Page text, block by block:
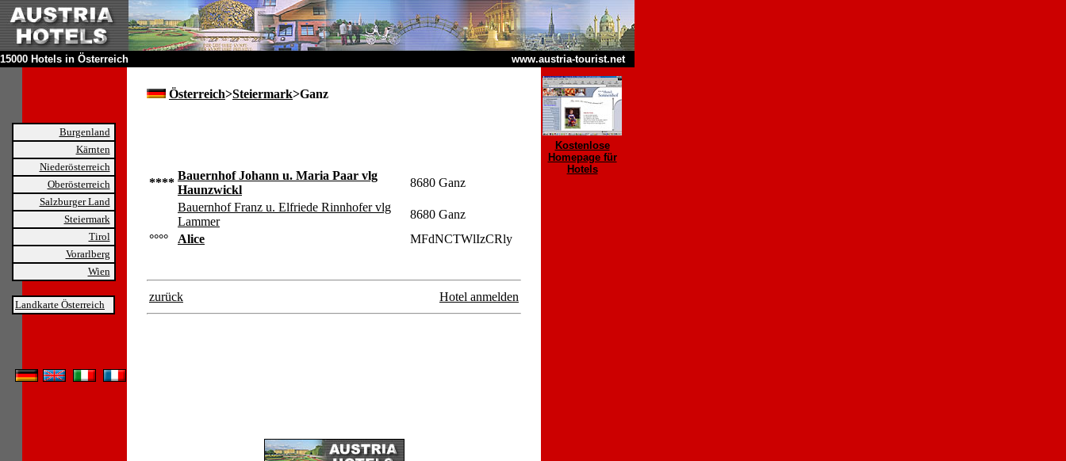
15000 Hotels in Österreich www.austria-tourist.net
Burgenland
Kärnten
Niederösterreich
Oberösterreich
Salzburger Land
Steiermark
Tirol
Vorarlberg
Wien
Landkarte Österreich
Österreich>Steiermark>Ganz
****
Bauernhof Johann u. Maria Paar vlg
Haunzwickl
8680 Ganz
Bauernhof Franz u. Elfriede Rinnhofer vlg
Lammer
8680 Ganz
°°°°
Alice MFdNCTWlIzCRly
zurück Hotel anmelden
Kostenlose
Homepage für
Hotels